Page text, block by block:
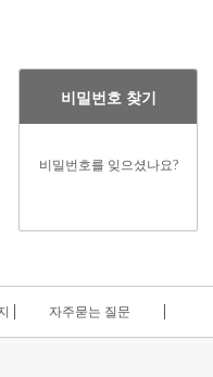
비밀번호 찾기
비밀번호를 잊으셨나요?
자주묻는 질문